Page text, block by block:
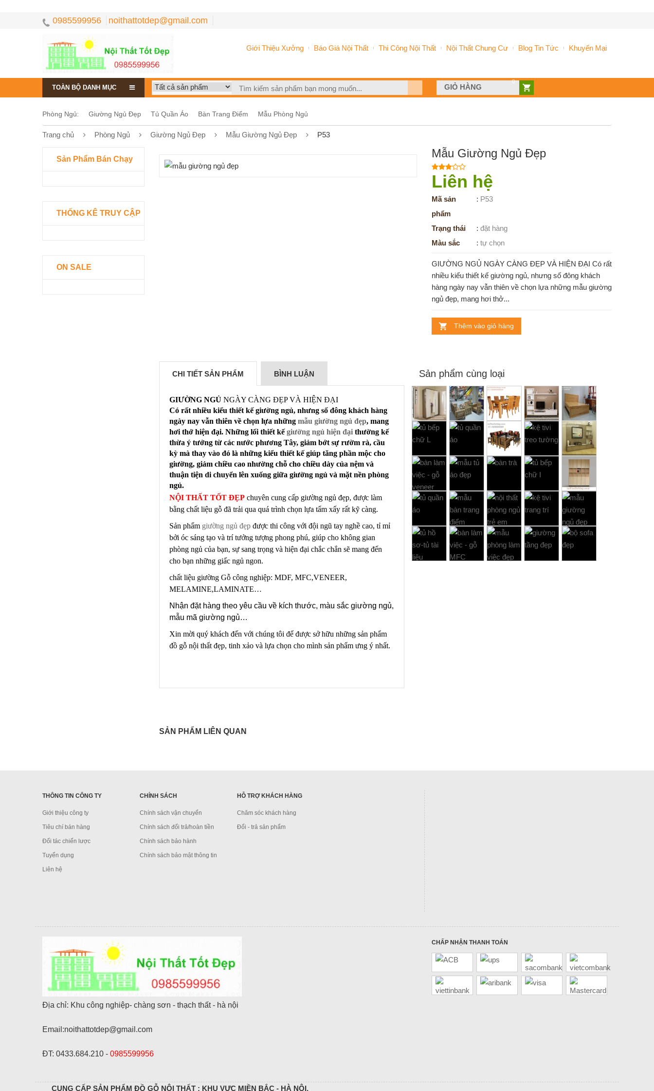
0985599956 noithattotdep@gmail.com
Giới Thiệu Xưởng Báo Giá Nội Thất Thi Công Nội Thất Nội Thất Chung Cư Blog Tin Tức Khuyến Mại
TOÀN BỘ DANH MỤC GIỎ HÀNG
0
Phòng Ngủ: Giường Ngủ Đẹp Tủ Quần Áo Bàn Trang Điểm Mẫu Phòng Ngủ
Trang chủ Phòng Ngủ Giường Ngủ Đẹp Mẫu Giường Ngủ Đẹp P53
Sản Phẩm Bán Chạy
THỐNG KÊ TRUY CẬP
ON SALE
Mẫu Giường Ngủ Đẹp
Liên hệ
Mã sản
phẩm
: P53
Trạng thái : đặt hàng
Màu sắc
: tự chọn
GIƯỜNG NGỦ NGÀY CÀNG ĐẸP VÀ HIỆN ĐẠI Có rất
nhiều kiểu thiết kế giường ngủ, nhưng số đông khách
hàng ngày nay vẫn thiên về chọn lựa những mẫu giường
ngủ đẹp, mang hơi thở...
Thêm vào giỏ hàng
CHI TIẾT SẢN PHẨM BÌNH LUẬN
GIƯỜNG NGỦ NGÀY CÀNG ĐẸP VÀ HIỆN ĐẠI
Có rất nhiều kiểu thiết kế giường ngủ, nhưng số đông khách hàng
ngày nay vẫn thiên về chọn lựa những mẫu giường ngủ đẹp, mang
hơi thở hiện đại. Những lối thiết kế giường ngủ hiện đại thường kế
thừa ý tưởng từ các nước phương Tây, giảm bớt sự rườm rà, cầu
kỳ mà thay vào đó là những kiểu thiết kế giúp tăng phần mộc cho
giường, giảm chiều cao nhường chỗ cho chiều dày của nệm và
thuận tiện di chuyển lên xuống giữa giường ngủ và mặt nền phòng
ngủ.
NỘI THẤT TỐT ĐẸP chuyên cung cấp giường ngủ đẹp, được làm
bằng chất liệu gỗ đã trải qua quá trình chọn lựa tẩm xấy rất kỹ càng.
Sản phẩm giường ngủ đẹp được thi công với đội ngũ tay nghề cao, tỉ mỉ
bởi óc sáng tạo và trí tưởng tượng phong phú, giúp cho không gian
phòng ngủ của bạn, sự sang trọng và hiện đại chắc chắn sẽ mang đến
cho bạn những giấc ngủ ngon.
chất liệu giường Gỗ công nghiệp: MDF, MFC,VENEER,
MELAMINE,LAMINATE…
Nhận đặt hàng theo yêu cầu về kích thước, màu sắc giường ngủ,
mẫu mã giường ngủ…
Xin mời quý khách đến với chúng tôi để được sở hữu những sản phẩm
đồ gỗ nội thất đẹp, tinh xảo và lựa chọn cho mình sản phẩm ưng ý nhất.
Sản phẩm cùng loại
SẢN PHẨM LIÊN QUAN
THÔNG TIN CÔNG TY
Giới thiệu công ty
Tiêu chí bán hàng
Đối tác chiến lược
Tuyển dụng
Liên hệ
CHÍNH SÁCH
Chính sách vận chuyển
Chính sách đổi trả/hoàn tiền
Chính sách bảo hành
Chính sách bảo mật thông tin
HỖ TRỢ KHÁCH HÀNG
Chăm sóc khách hàng
Đổi - trả sản phẩm
Địa chỉ: Khu công nghiệp- chàng sơn - thạch thất - hà nội
Email:noithattotdep@gmail.com
ĐT: 0433.684.210 - 0985599956
CHẤP NHẬN THANH TOÁN
CUNG CẤP SẢN PHẨM ĐỒ GỖ NỘI THẤT : KHU VỰC MIỀN BẮC - HÀ NỘI.